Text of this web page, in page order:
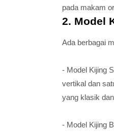
pada makam
2. Model
Ada berbagai
- Model Kijing
vertikal dan
yang klasik
- Model Kijing